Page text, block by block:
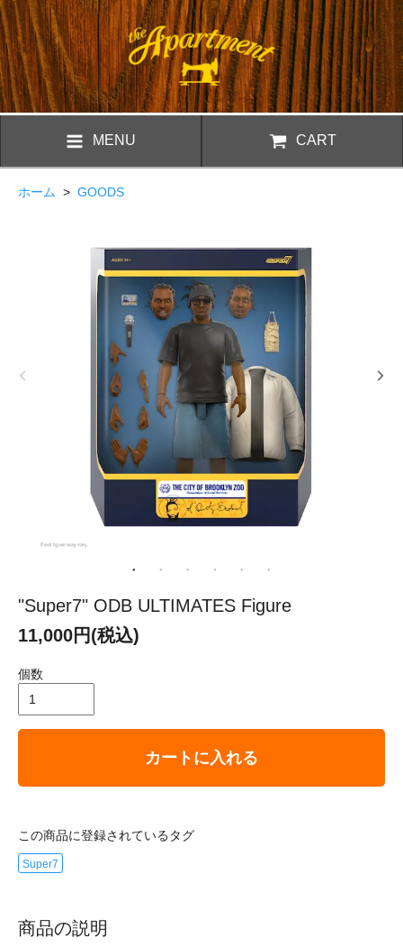
MENU CART
ホーム > GOODS
"Super7" ODB ULTIMATES Figure
11,000円(税込)
個数
カートに入れる
この商品に登録されているタグ
Super7
商品の説明